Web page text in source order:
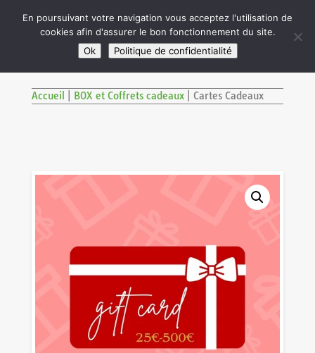

SITE RÉSERVÉ AUX ADULTES DE PLUS DE 18 ANS
Accueil BOX et Coffrets cadeaux| Cartes Cadeaux
En poursuivant votre navigation vous acceptez l'utilisation de
cookies afin d'assurer le bon fonctionnement du site.
Ok
Politique de confidentialité